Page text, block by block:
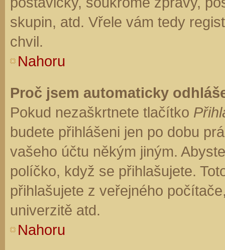
skupin, atd. Vřele vám tedy
chvil.
Nahoru
Proč jsem automaticky
Pokud nezaškrtnete tlačítko
budete přihlášeni jen po dobu
vašeho účtu někým jiným.
políčko, když se přihlašujete.
přihlašujete z veřejného
univerzitě atd.
Nahoru